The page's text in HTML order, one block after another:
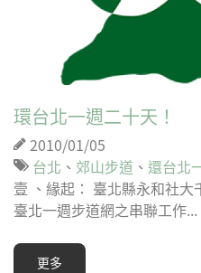
環台北一週二十天！
2010/01/05
台北 、 郊山步道 、 還台北
壹 、緣起： 臺北縣永和社
臺北一週步道網之串聯工作...
更多